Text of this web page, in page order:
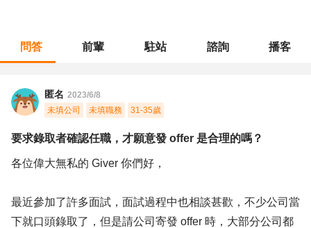
問答 前輩 駐站 諮詢 播客
匿名 2023/6/8
未填公司
未填職務 31-35歲
要求錄取者確認任職，才願意發 offer 是合理的嗎？
各位偉大無私的 Giver 你們好，
最近參加了許多面試，面試過程中也相談甚歡，不少公司當
下就口頭錄取了，但是請公司寄發 offer 時，大部分公司都